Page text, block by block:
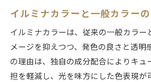
イルミナカラーと一般カラー
イルミナカラーは、従来の一般カラー
メージを抑えつつ、発色の良さと透明
の理由は、独自の成分配合によりキュ
担を軽減し、光を味方にした色表現が